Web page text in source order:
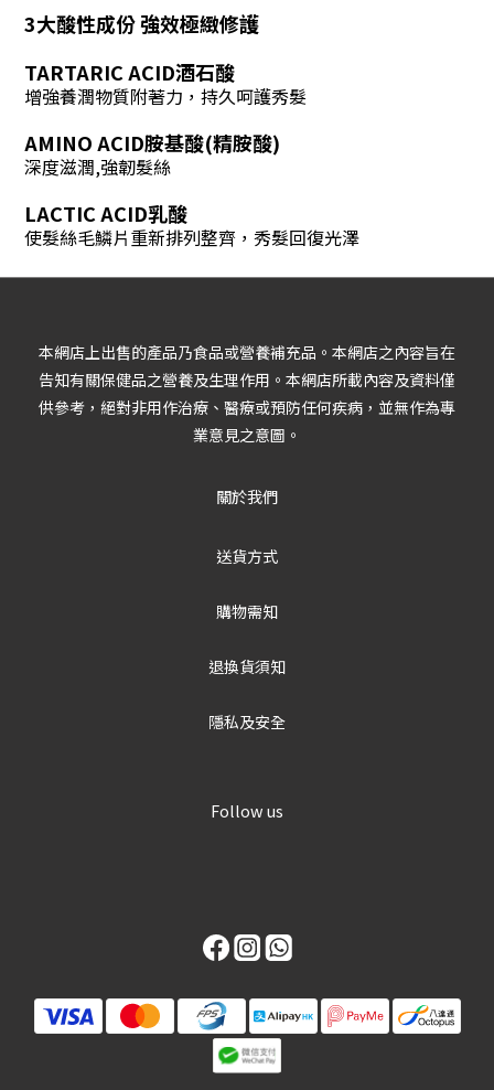
3大酸性成份強效極緻修護
TARTARIC ACID酒石酸
增強養潤物質附著力， 持久呵護秀髮
AMINO ACID胺基酸(精胺酸)
深度滋潤,強韌髮絲
LACTIC ACID乳酸
使髮絲毛鱗片重新排列整齊 ， 秀髮回復光澤
本網店上出售的產品乃食品或營養補充品。本網店之內容旨在
告知有關保健品之營養及生理作用。本網店所載內容及資料僅
供參考，絕對非用作治療、醫療或預防任何疾病，並無作為專
業意見之意圖。
關於我們
送貨方式
購物需知
退換貨須知
隱私及安全
Follow us